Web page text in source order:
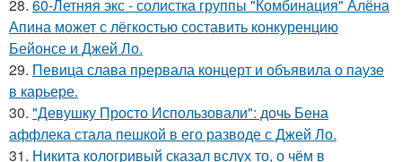
28. 60-Летняя экс - солистка группы "Комбинация" Алёна
Апина может с лёгкостью составить конкуренцию
Бейонсе и Джей Ло.
29. Певица слава прервала концерт и объявила о паузе
в карьере.
30. "Девушку Просто Использовали": дочь Бена
аффлека стала пешкой в его разводе с Джей Ло.
31. Никита кологривый сказал вслух то, о чём в